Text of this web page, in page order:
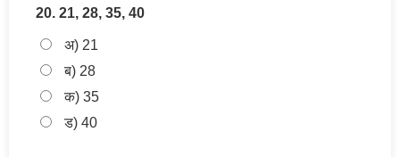
20. 21, 28, 35, 40
अ) 21
ब) 28
क) 35
ड) 40